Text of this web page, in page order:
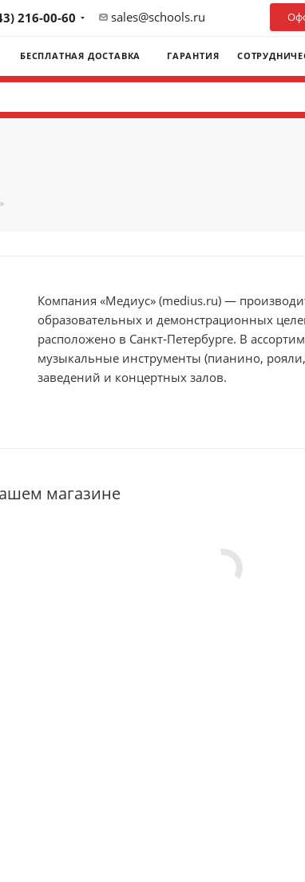
216-00-60 sales@schools.ru
БЕСПЛАТНАЯ ДОСТАВКА ГАРАНТИЯ
Компания «Медиус» (medius.ru) —
образовательных и демонстрационных
расположено в Санкт‑Петербурге. В
музыкальные инструменты (пианино,
заведений и концертных залов.
магазине